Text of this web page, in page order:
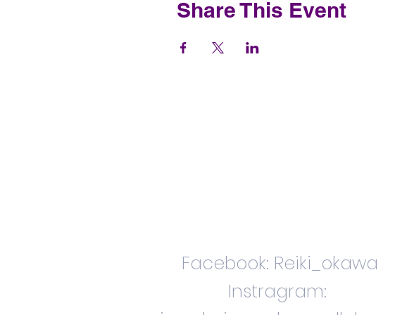
Share This Event
Facebook: Reiki_okawa
Instragram: